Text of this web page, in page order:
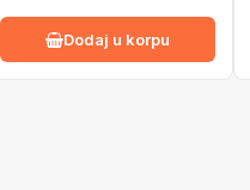
Dodaj u korpu